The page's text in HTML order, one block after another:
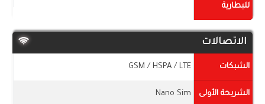
للبطارية
الاتصالات
الشبكات GSM / HSPA / LTE
الشريحة الأولى Nano Sim